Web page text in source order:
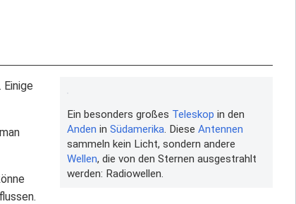
Ein besonders großes Teleskop in den
Anden in Südamerika. Diese Antennen
sammeln kein Licht, sondern andere
Wellen, die von den Sternen ausgestrahlt
werden: Radiowellen.